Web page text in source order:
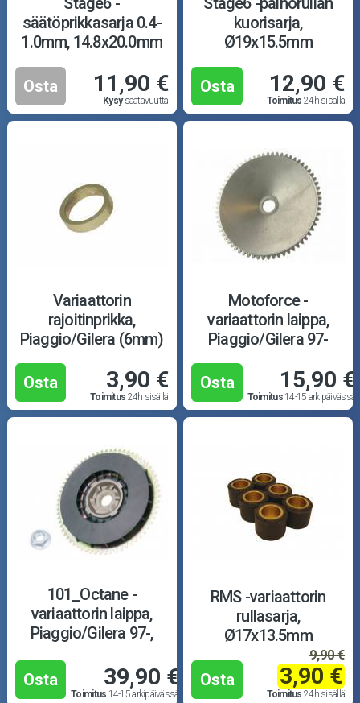
säätöprikkasarja 0.4-
1.0mm, 14.8x20.0mm
Osta 11,90 €
Kysysaatavuutta
kuorisarja,
Ø19x15.5mm
Osta 12,90 €
Toimitus 24h sisällä
Variaattorin
rajoitinprikka,
Piaggio/Gilera (6mm)
Osta 3,90 €
Toimitus 24h sisällä
Motoforce -
variaattorin laippa,
Piaggio/Gilera 97-
Osta 15,90 €
Toimitus14-15 arkipäivässä
101_Octane -
variaattorin laippa,
Piaggio/Gilera 97-,
Osta
39,90 €
Toimitus 14-15 arkipäivässä
RMS -variaattorin
rullasarja,
Ø17x13.5mm
Osta
9,90 €
3,90 €
Toimitus 24h sisällä